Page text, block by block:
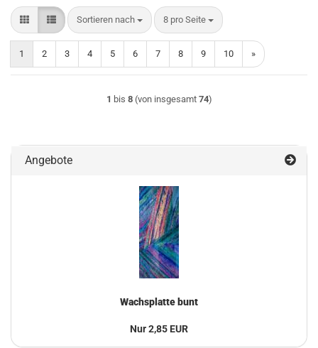
Sortieren nach
Sortieren nach 8 pro Seite
pro Seite
1 2 3 4 5 6 7 8 9 10 »
1 bis 8(von insgesamt 74)
Angebote
Wachsplatte bunt
Nur 2,85 EUR